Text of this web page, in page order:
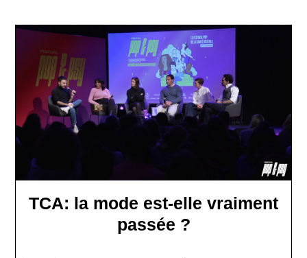
TCA: la mode est-elle vraiment
passée ?